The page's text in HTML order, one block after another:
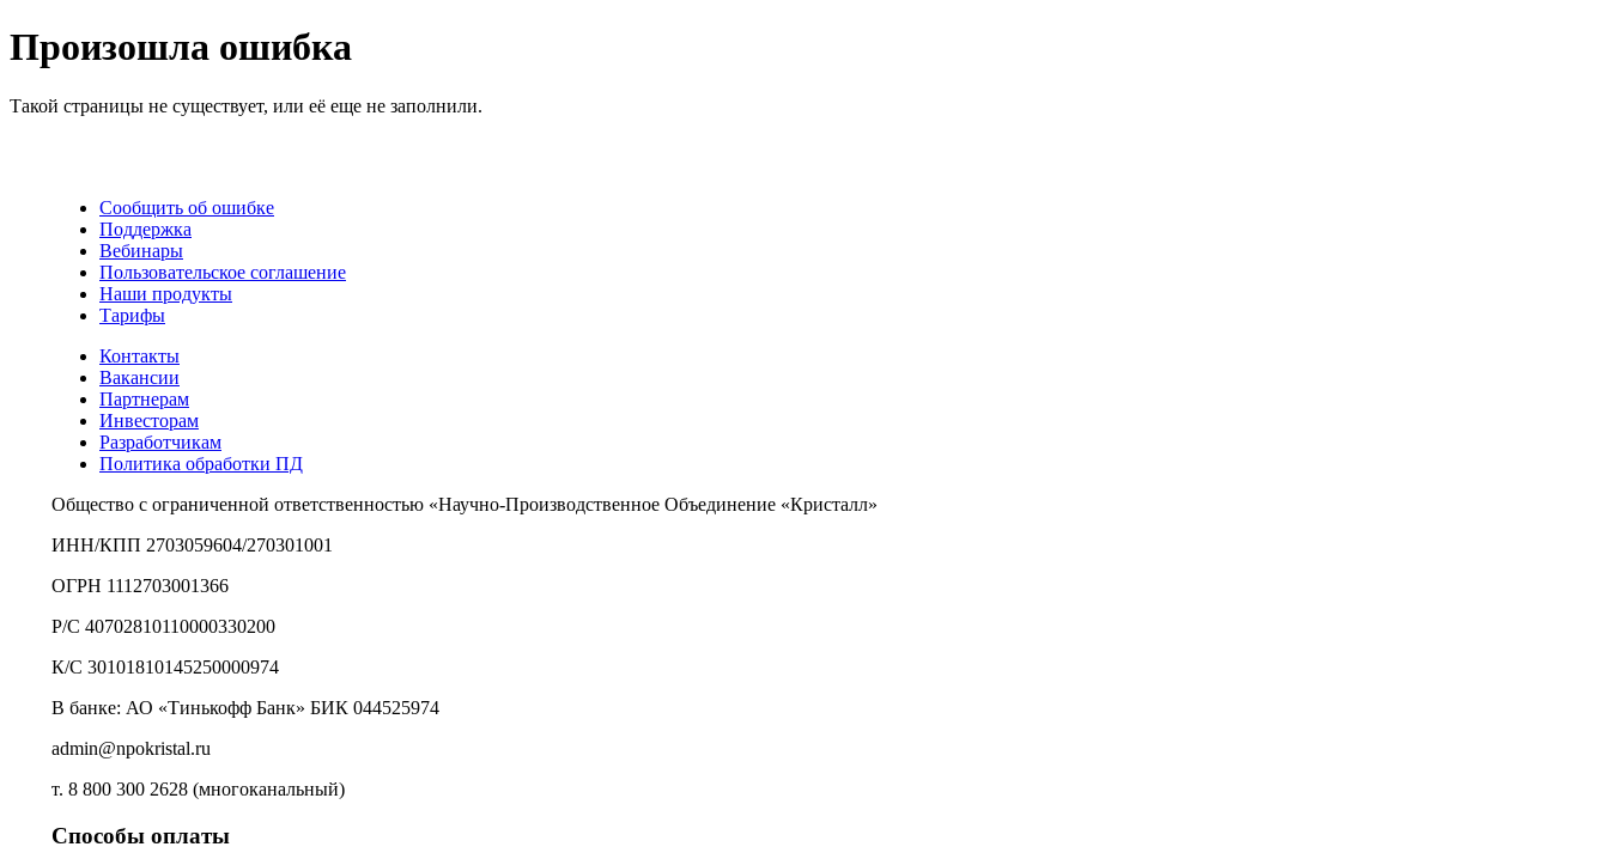
Произошла ошибка
Такой страницы не существует, или её еще не заполнили.
Сообщить об ошибке
Поддержка
Вебинары
Пользовательское соглашение
Наши продукты
Тарифы
Контакты
Вакансии
Партнерам
Инвесторам
Разработчикам
Политика обработки ПД
Общество с ограниченной ответственностью «Научно-Производственное Объединение «Кристалл»
ИНН/КПП 2703059604/270301001
ОГРН 1112703001366
Р/С 40702810110000330200
К/С 30101810145250000974
В банке: АО «Тинькофф Банк» БИК 044525974
admin@npokristal.ru
т. 8 800 300 2628 (многоканальный)
Способы оплаты